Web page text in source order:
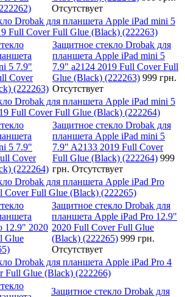
Отсутствует
Drobak для планшета Apple iPad mini 5
Full Cover Full Glue (Black) (222263)
Защитное стекло Drobak для
планшета Apple iPad mini 5
7.9" a2124 2019 Full Cover Full
Glue (Black) (222263) 999 грн.
Отсутствует
Drobak для планшета Apple iPad mini 5
Full Cover Full Glue (Black) (222264)
Защитное стекло Drobak для
планшета Apple iPad mini 5
7.9" A2133 2019 Full Cover
Full Glue (Black) (222264) 999
грн. Отсутствует
Drobak для планшета Apple iPad Pro
Cover Full Glue (Black) (222265)
Защитное стекло Drobak для
планшета Apple iPad Pro 12.9"
2020 Full Cover Full Glue
(Black) (222265) 999 грн.
Отсутствует
Drobak для планшета Apple iPad Pro 4
Full Glue (Black) (222266)
Защитное стекло Drobak для